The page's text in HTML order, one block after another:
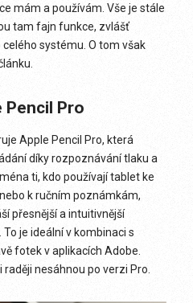
mám a používám. Vše je stále
tam fajn funkce, zvlášť
systému. O tom však
Pencil Pro
Apple Pencil Pro, která
díky rozpoznávání tlaku a
ti, kdo používají tablet ke
k ručním poznámkám,
přesnější a intuitivnější
je ideální v kombinaci s
fotek v aplikacích Adobe.
nesáhnou po verzi Pro.